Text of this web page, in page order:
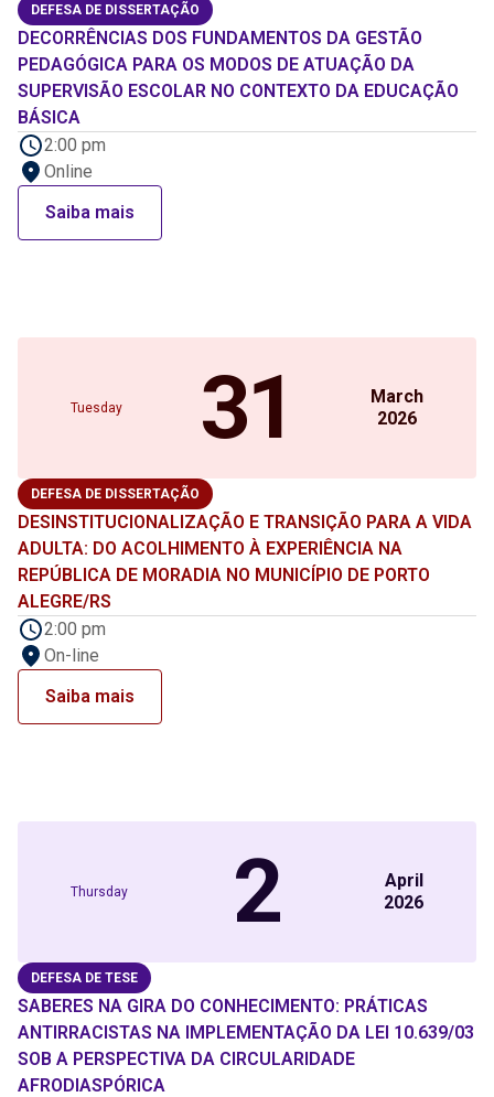
DEFESA DE DISSERTAÇÃO
DECORRÊNCIAS DOS FUNDAMENTOS DA GESTÃO
PEDAGÓGICA PARA OS MODOS DE ATUAÇÃO DA
SUPERVISÃO ESCOLAR NO CONTEXTO DA EDUCAÇÃO
BÁSICA
2:00 pm
Online
Saiba mais
Tuesday 31
March
2026
DEFESA DE DISSERTAÇÃO
DESINSTITUCIONALIZAÇÃO E TRANSIÇÃO PARA A VIDA
ADULTA: DO ACOLHIMENTO À EXPERIÊNCIA NA
REPÚBLICA DE MORADIA NO MUNICÍPIO DE PORTO
ALEGRE/RS
2:00 pm
On-line
Saiba mais
Thursday 2
April
2026
DEFESA DE TESE
SABERES NA GIRA DO CONHECIMENTO: PRÁTICAS
ANTIRRACISTAS NA IMPLEMENTAÇÃO DA LEI 10.639/03
SOB A PERSPECTIVA DA CIRCULARIDADE
AFRODIASPÓRICA